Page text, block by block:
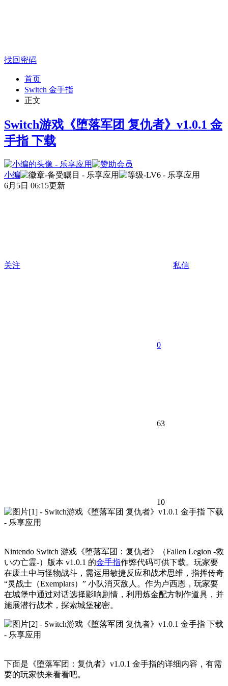
找回密码
首页
Switch 金手指
正文
Switch游戏《堕落军团 复仇者》v1.0.1 金
手指 下载
小编
6月5日 06:15更新
关注 私信
0
63
10
Nintendo Switch 游戏《堕落军团：复仇者》（Fallen Legion -救
いの亡霊-）版本 v1.0.1 的金手指作弊代码可供下载。玩家要
在废土中与怪物战斗，需运用敏捷反应和战术思维，指挥传奇
“灵战士（Exemplars）” 小队消灭敌人。作为卢西恩，玩家要
在城堡中通过对话选择影响剧情，利用炼金配方制作道具，并
施展潜行战术，探索城堡秘密。
下面是《堕落军团：复仇者》v1.0.1 金手指的详细内容，有需
要的玩家快来看看吧。